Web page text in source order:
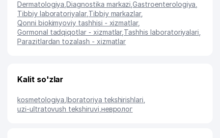
Dermatologiya ,Diagnostika markazi ,Gastroenterologiya
Tibbiy laboratoriyalar, Tibbiy markazlar,
Qonni biokimyoviy tashhisi - xizmatlar,
Gormonal tadqiqotlar - xizmatlar, Tashhis laboratoriyalari
Parazitlardan tozalash - xizmatlar
Kalit so'zlar
kosmetologiya ,lboratoriya tekshirishlari
uzi-ultratovush tekshiruvi невролог